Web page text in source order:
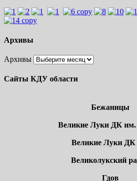
Архивы
Архивы
Сайты КДУ области
Бежаницы
Великие Луки ДК им.
Великие Луки
Великолукский
Гдов